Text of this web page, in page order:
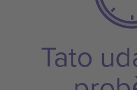
Tato